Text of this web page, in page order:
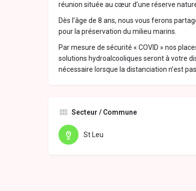
réunion située au cœur d’une réserve
Dès l’âge de 8 ans, nous vous ferons
pour la préservation du milieu marins.
Par mesure de sécurité « COVID » nos
solutions hydroalcooliques seront à votre
nécessaire lorsque la distanciation n’est
Secteur / Commune
St Leu